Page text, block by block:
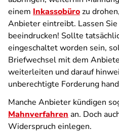
einem Inkassobürozu
Anbieter eintreibt. Lassen
beeindrucken! Sollte
eingeschaltet worden sein,
Briefwechsel mit dem
weiterleiten und darauf
unberechtigte Forderung
Manche Anbieter kündigen
Mahnverfahren an. Doch
Widerspruch einlegen.